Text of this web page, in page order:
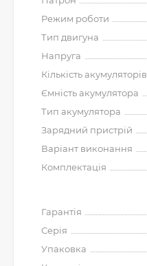
Режим роботи
Тип двигуна
Напруга
Кількість акумуляторів
Ємність акумулятора
Тип акумулятора
Зарядний пристрій
Варіант виконання
Комплектація
Гарантія
Серія
Упаковка